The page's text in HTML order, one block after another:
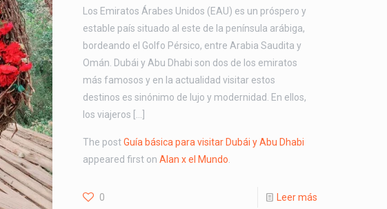
Los Emiratos Árabes Unidos (EAU) es un próspero y
estable país situado al este de la península arábiga,
bordeando el Golfo Pérsico, entre Arabia Saudita y
Omán. Dubái y Abu Dhabi son dos de los emiratos
más famosos y en la actualidad visitar estos
destinos es sinónimo de lujo y modernidad. En ellos,
los viajeros […]
The postGuía básica para visitar Dubái y Abu Dhabi
appeared first onAlan x el Mundo.
0 Leer más